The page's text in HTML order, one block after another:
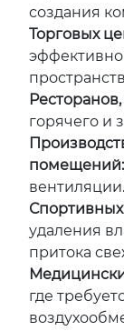
создания
Торговых
горячего и
помещений:
вентиляции.
удаления
притока
где